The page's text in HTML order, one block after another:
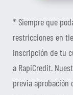
* Siempre que
restricciones en
inscripción de tu
a RapiCredit.
previa aprobación